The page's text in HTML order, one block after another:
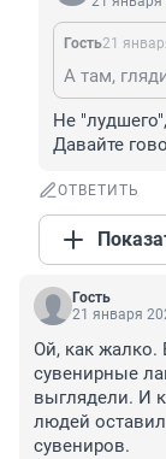
Гость21
Не
Давайте
ОТВЕТИТЬ
Гость
21 января
Ой, как
сувенирные
выглядели. И
людей
сувениров.